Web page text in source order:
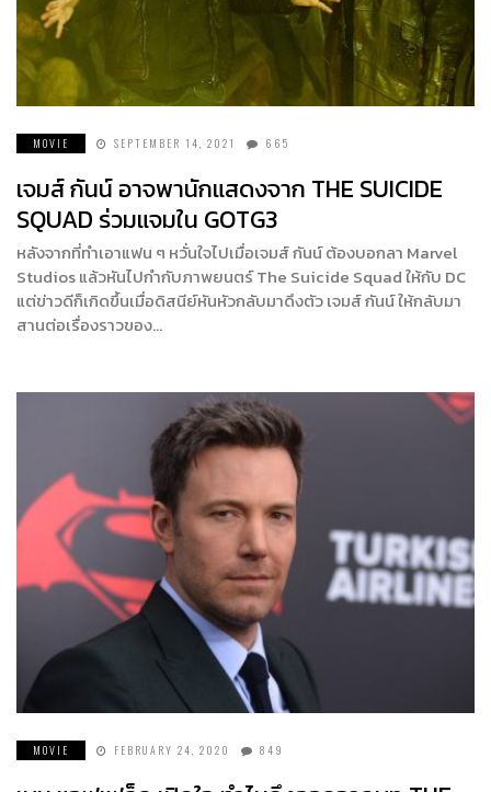
MOVIE SEPTEMBER 14, 2021 665
เจมส์ กันน์ อาจพานักแสดงจาก THE SUICIDE
SQUAD ร่วมแจมใน GOTG3
หลังจากที่ทำเอาแฟน ๆ หวั่นใจไปเมื่อเจมส์ กันน์ ต้องบอกลา Marvel
Studios แล้วหันไปกำกับภาพยนตร์ The Suicide Squad ให้กับ DC
แต่ข่าวดีก็เกิดขึ้นเมื่อดิสนีย์หันหัวกลับมาดึงตัว เจมส์ กันน์ ให้กลับมา
สานต่อเรื่องราวของ…
MOVIE FEBRUARY 24, 2020 849